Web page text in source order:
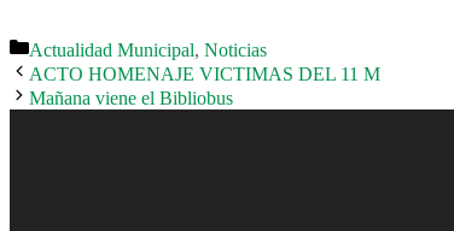
Categorías
Actualidad Municipal, Noticias
ACTO HOMENAJE VICTIMAS DEL 11 M
Mañana viene el Bibliobus